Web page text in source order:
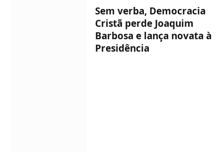
Sem verba, Democracia
Cristã perde Joaquim
Barbosa e lança novata à
Presidência